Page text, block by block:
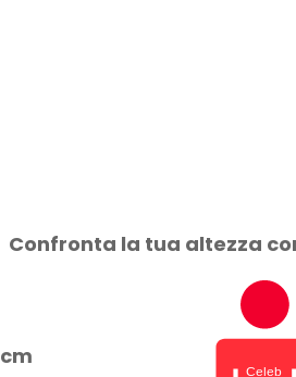
Confronta la tua altezza
cm